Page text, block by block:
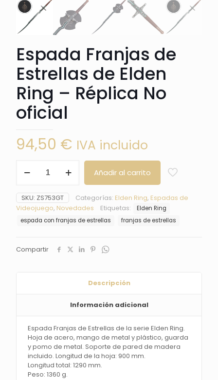
Espada Franjas de
Estrellas de Elden
Ring – Réplica No
oficial
94,50 € IVA incluido
Franjas
Estrellas
de
Elden
Ring
No
Añadir al carrito
SKU: ZS753GT Categorías: Elden Ring, Espadas de
Videojuego, Novedades Etiquetas:
Elden Ring
espada con franjas de estrellas
franjas de estrellas
Compartir
Descripción
Información adicional
Espada Franjas de Estrellasde la serie Elden Ring.
Hoja de acero, mangode metal y plástico,guarda
y pomode metal. Soporte de paredde madera
incluido. Longitud de la hoja: 900 mm.
Longitud total: 1290 mm.
Peso: 1360 g.